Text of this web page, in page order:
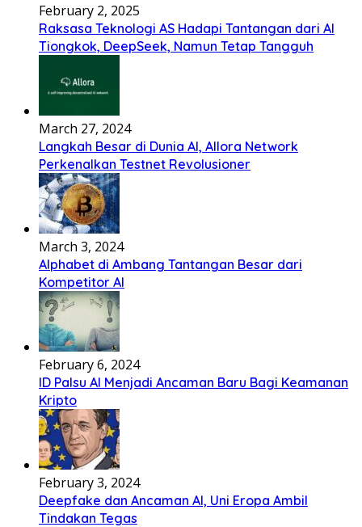
February 2, 2025
Raksasa Teknologi AS Hadapi Tantangan dari AI
Tiongkok, DeepSeek, Namun Tetap Tangguh
March 27, 2024
Langkah Besar di Dunia AI, Allora Network
Perkenalkan Testnet Revolusioner
March 3, 2024
Alphabet di Ambang Tantangan Besar dari
Kompetitor AI
February 6, 2024
ID Palsu AI Menjadi Ancaman Baru Bagi Keamanan
Kripto
February 3, 2024
Deepfake dan Ancaman AI, Uni Eropa Ambil
Tindakan Tegas